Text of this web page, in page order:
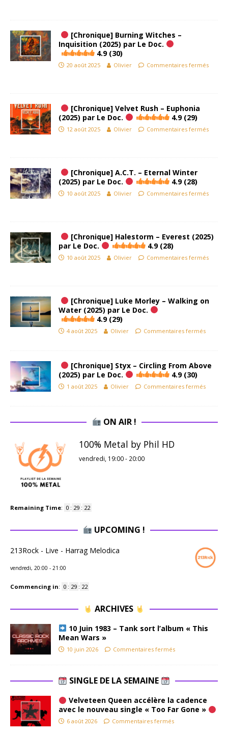
[Chronique] Burning Witches –
Inquisition (2025) par Le Doc.
4.9 (30)
20 août 2025 Olivier Commentaires fermés
[Chronique] Velvet Rush – Euphonia
(2025) par Le Doc.
4.9 (29)
12 août 2025 Olivier Commentaires fermés
[Chronique] A.C.T. – Eternal Winter
(2025) par Le Doc.
4.9 (28)
10 août 2025 Olivier Commentaires fermés
[Chronique] Halestorm – Everest (2025)
par Le Doc.
4.9 (28)
10 août 2025 Olivier Commentaires fermés
[Chronique] Luke Morley – Walking on
Water (2025) par Le Doc.
4.9 (29)
4 août 2025 Olivier Commentaires fermés
[Chronique] Styx – Circling From Above
(2025) par Le Doc.
4.9 (30)
1 août 2025 Olivier Commentaires fermés
ON AIR !
100% Metal by Phil HD
vendredi, 19:00- 20:00
Remaining Time: 0 : 29 : 21
UPCOMING !
213Rock - Live - Harrag Melodica
vendredi, 20:00 - 21:00
Commencing in: 0 : 29 : 21
ARCHIVES
10 Juin 1983 – Tank sort l’album « This
Mean Wars »
10 juin 2026 Commentaires fermés
SINGLE DE LA SEMAINE
Velveteen Queen accélère la cadence
avec le nouveau single « Too Far Gone »
6 août 2026 Commentaires fermés